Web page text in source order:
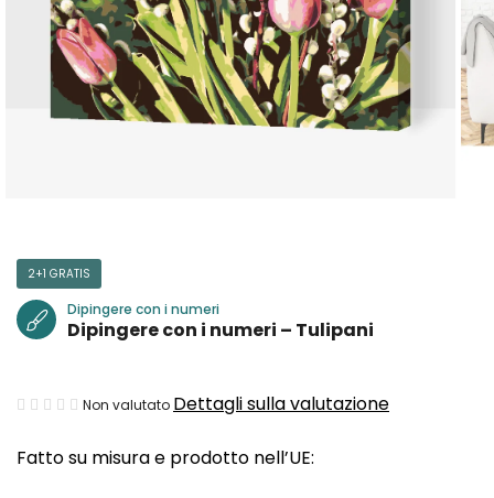
Fatto su misura e prodotto nell’UE:
2+1 GRATIS
Dipingere con i numeri
Dipingere con i numeri – Tulipani
La
media
Non valutato Dettagli sulla valutazione